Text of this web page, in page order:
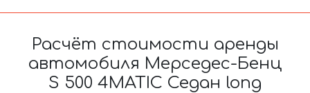
Расчёт стоимости аренды
автомобиля Мерседес-Бенц
S 500 4MATIC Седан long